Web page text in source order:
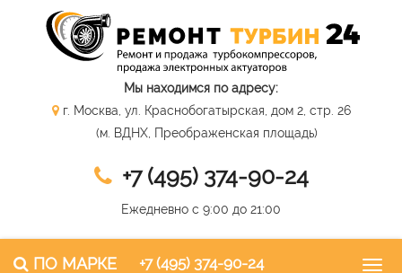
Мы находимся по адресу:
г. Москва, ул. Краснобогатырская, дом 2, стр. 26
(м. ВДНХ, Преображенская площадь)
+7 (495) 374-90-24
Ежедневно с 9:00 до 21:00
ПО МАРКЕ +7 (495) 374-90-24